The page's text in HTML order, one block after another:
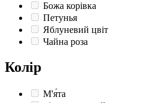
Божа корівка
Петунья
Яблуневий цвіт
Чайна роза
Колір
М'я́та